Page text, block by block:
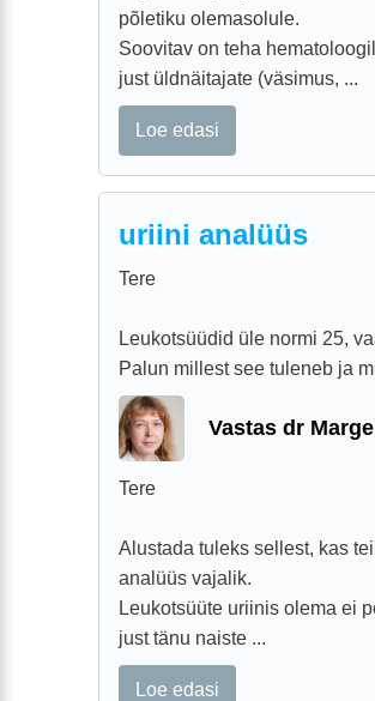
põletiku olemasolule.
Soovitav on teha
just üldnäitajate (väsimus, ...
Loe edasi
uriini analüüs
Tere
Leukotsüüdid üle normi 25,
Palun millest see tuleneb ja
Vastas dr
Tere
Alustada tuleks sellest, kas
analüüs vajalik.
Leukotsüüte uriinis olema ei
just tänu naiste ...
Loe edasi